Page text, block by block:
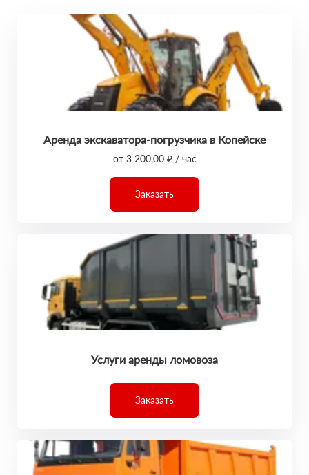
Аренда экскаватора-погрузчика в Копейске
от 3 200,00 ₽ / час
Заказать
Услуги аренды ломовоза
Заказать